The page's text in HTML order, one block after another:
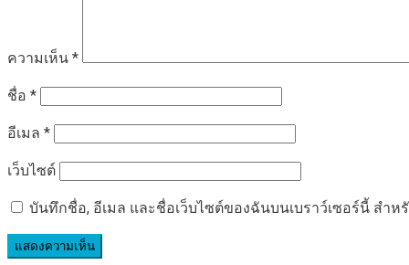
ความเห็น *
ชื่อ *
อีเมล *
เว็บไซต์
บันทึกชื่อ, อีเมล และชื่อเว็บไซต์ของฉันบนเบราว์เซอร์นี้ สำห